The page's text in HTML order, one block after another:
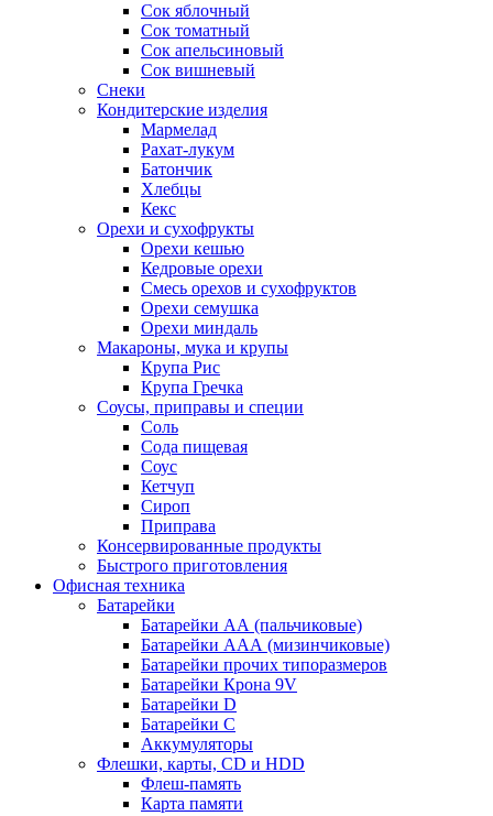
Сок яблочный
Сок томатный
Сок апельсиновый
Сок вишневый
Снеки
Кондитерские изделия
Мармелад
Рахат-лукум
Батончик
Хлебцы
Кекс
Орехи и сухофрукты
Орехи кешью
Кедровые орехи
Смесь орехов и сухофруктов
Орехи семушка
Орехи миндаль
Макароны, мука и крупы
Крупа Рис
Крупа Гречка
Соусы, приправы и специи
Соль
Сода пищевая
Соус
Кетчуп
Сироп
Приправа
Консервированные продукты
Быстрого приготовления
Офисная техника
Батарейки
Батарейки АА (пальчиковые)
Батарейки ААА (мизинчиковые)
Батарейки прочих типоразмеров
Батарейки Крона 9V
Батарейки D
Батарейки С
Аккумуляторы
Флешки, карты, CD и HDD
Флеш-память
Карта памяти